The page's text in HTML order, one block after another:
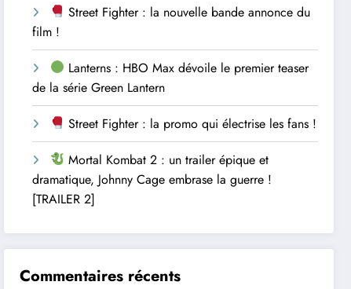
Street Fighter : la nouvelle bande annonce du
film !
Lanterns : HBO Max dévoile le premier teaser
de la série Green Lantern
Street Fighter : la promo qui électrise les fans !
Mortal Kombat 2 : un trailer épique et
dramatique, Johnny Cage embrase la guerre !
[TRAILER 2]
Commentaires récents